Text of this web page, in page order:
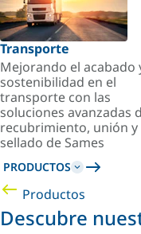
Transporte
Mejorando el acabado
sostenibilidad en el
transporte con las
soluciones avanzadas
recubrimiento, unión y
sellado de Sames
PRODUCTOS
Productos
Descubre